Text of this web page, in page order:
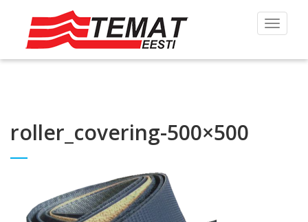
Toggle
roller_covering-500×500